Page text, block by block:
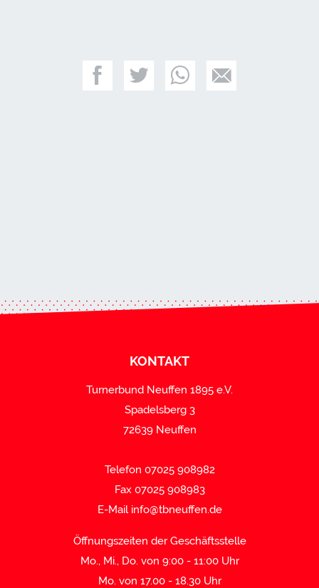
KONTAKT
Turnerbund Neuffen 1895 e.V.
Spadelsberg 3
72639 Neuffen
Telefon 07025 908982
Fax 07025 908983
E-Mail info@tbneuffen.de
Öffnungszeiten der Geschäftsstelle
Mo., Mi., Do. von 9:00 - 11:00 Uhr
Mo. von 17.00 - 18.30 Uhr